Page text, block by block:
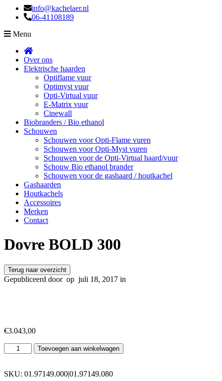
info@kachelaer.nl
06-41108189
Menu
Over ons
Elektrische haarden
Optiflame vuur
Optimyst vuur
Opti-Virtual vuur
E-Matrix vuur
Cinewall
Biobranders / Bio ethanol
Schouwen
Schouwen voor Opti-Flame vuren
Schouwen voor Opti-Myst vuren
Schouwen voor de Opti-Virtual haard/vuur
Schouw Bio ethanol brander
Schouwen voor de gashaard / houtkachel
Gashaarden
Houtkachels
Accessoires
Merken
Contact
Dovre BOLD 300
Terug naar overzicht
Gepubliceerd door op juli 18, 2017 in
€3.043,00
Dovre
BOLD
aantal
Toevoegen aan winkelwagen
SKU: 01.97149.000|01.97149.080